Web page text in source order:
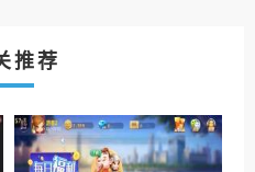
推荐